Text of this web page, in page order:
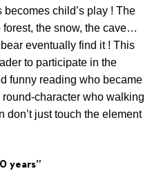
child’s play ! The
forest, the snow, the cave…
eventually find it ! This
to participate in the
funny reading who became
round-character who walking
don’t just touch the element
years”